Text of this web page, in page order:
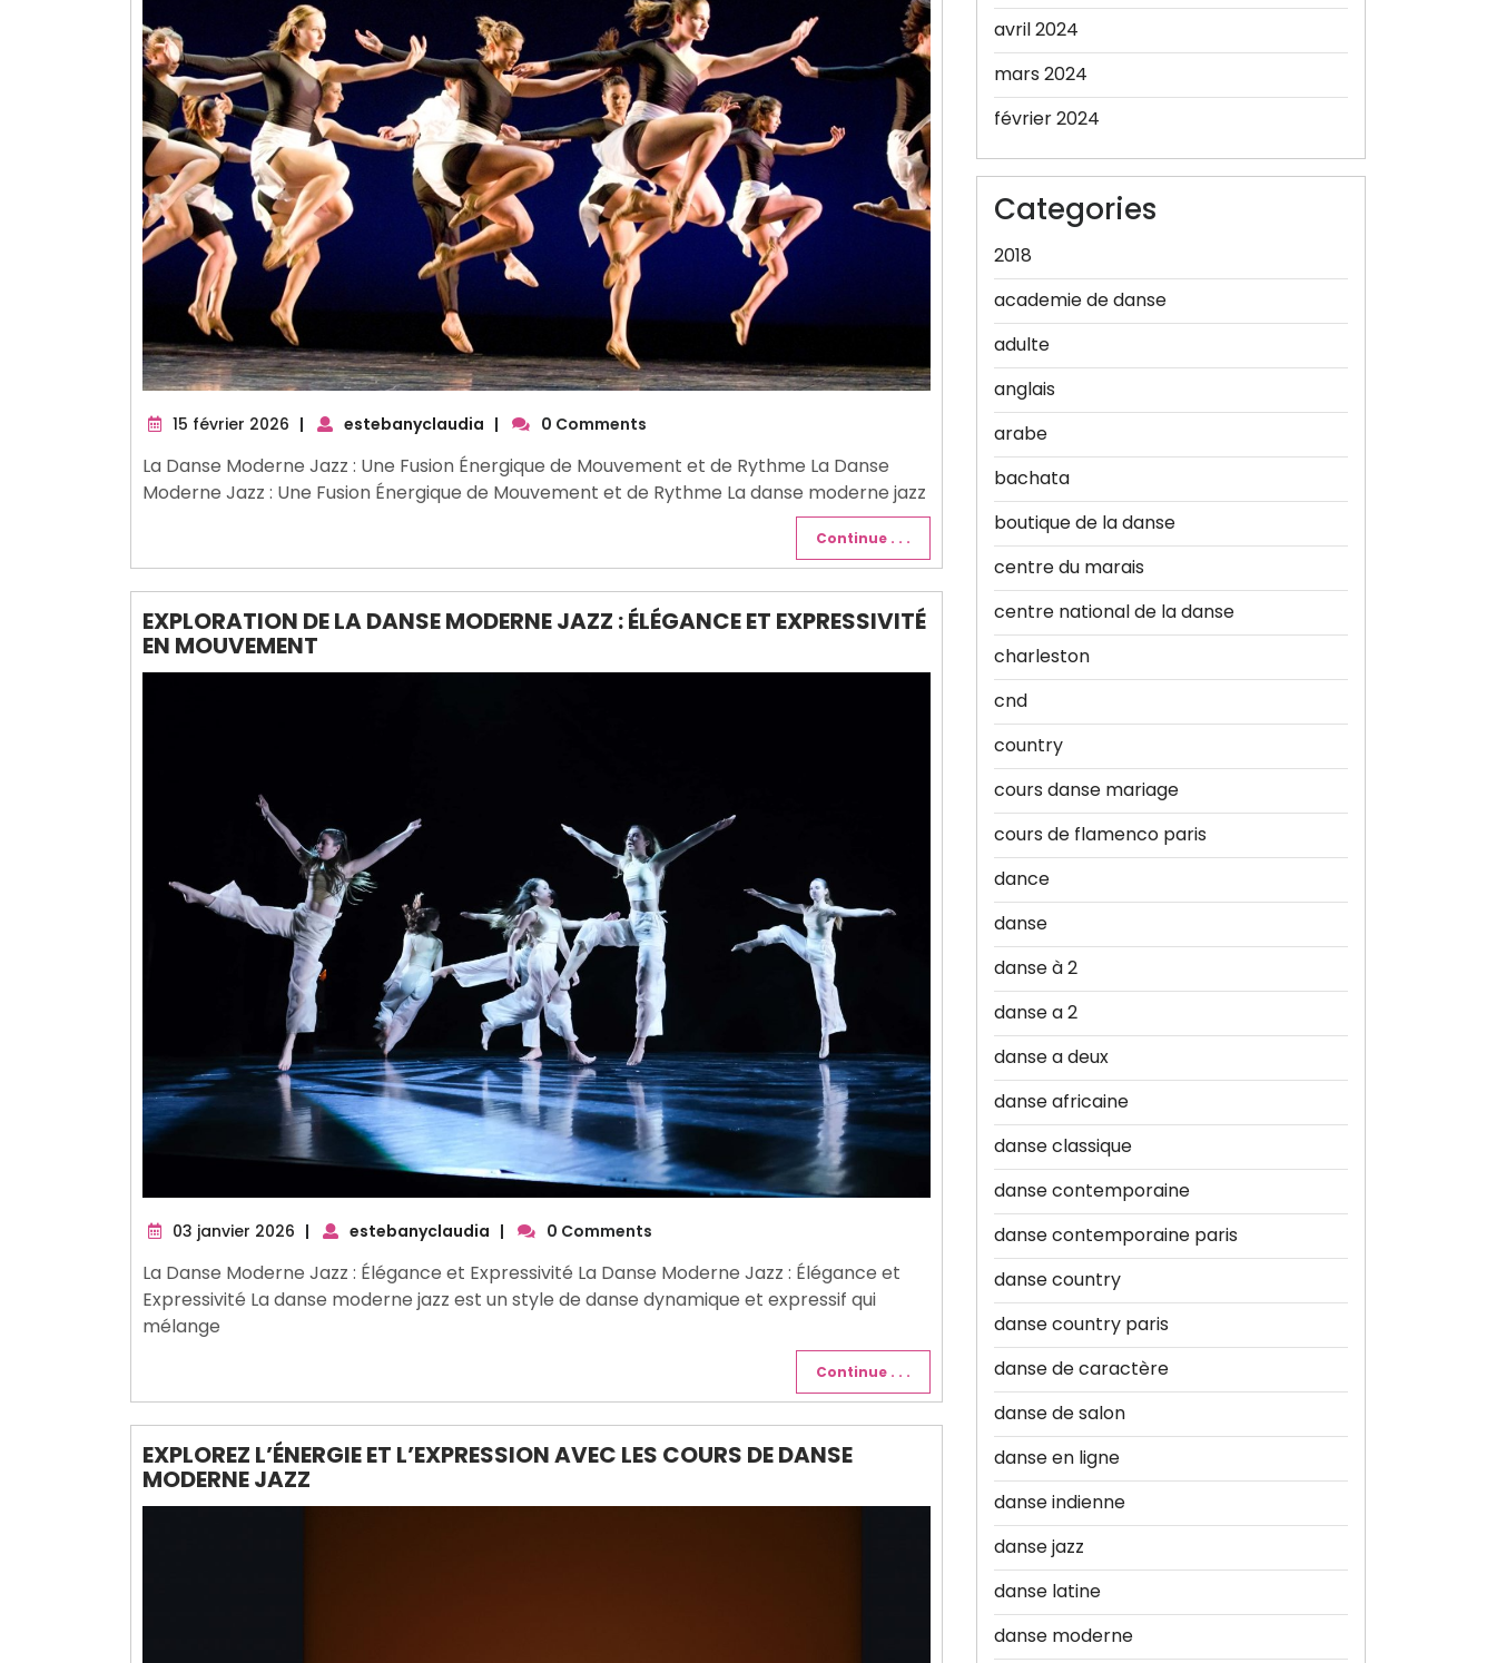
15 février 2026 15
2026
| estebanyclaudia | 0 Comments
La Danse Moderne Jazz : Une Fusion Énergique de Mouvement et de Rythme La Danse
Moderne Jazz : Une Fusion Énergique de Mouvement et de Rythme La danse moderne jazz
Continue . . .
EXPLORATION DE LA DANSE MODERNE JAZZ : ÉLÉGANCE ET EXPRESSIVITÉ
EN MOUVEMENT
03 janvier 2026 03
2026
| estebanyclaudia | 0 Comments
La Danse Moderne Jazz : Élégance et Expressivité La Danse Moderne Jazz : Élégance et
Expressivité La danse moderne jazz est un style de danse dynamique et expressif qui
mélange
Continue . . .
EXPLOREZ L’ÉNERGIE ET L’EXPRESSION AVEC LES COURS DE DANSE
MODERNE JAZZ
avril 2024
mars 2024
février 2024
Categories
2018
academie de danse
adulte
anglais
arabe
bachata
boutique de la danse
centre du marais
centre national de la danse
charleston
cnd
country
cours danse mariage
cours de flamenco paris
dance
danse
danse à 2
danse a 2
danse a deux
danse africaine
danse classique
danse contemporaine
danse contemporaine paris
danse country
danse country paris
danse de caractère
danse de salon
danse en ligne
danse indienne
danse jazz
danse latine
danse moderne